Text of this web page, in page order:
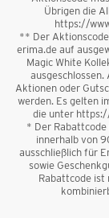
Übrigen die
https://
** Der Aktionscode
erima.de auf
Magic White
Aktionen oder
werden. Es gelten
die unter
* Der Rabattcode
innerhalb von
ausschließlich für
sowie
Rabattcode ist